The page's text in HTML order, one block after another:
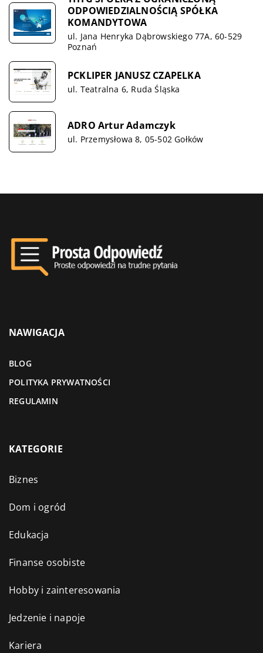
ODPOWIEDZIALNOŚCIĄ SPÓŁKA
KOMANDYTOWA
ul. Jana Henryka Dąbrowskiego 77A, 60-529
Poznań
PCKLIPER JANUSZ CZAPELKA
ul. Teatralna 6, Ruda Śląska
ADRO Artur Adamczyk
ul. Przemysłowa 8, 05-502 Gołków
NAWIGACJA
BLOG
POLITYKA PRYWATNOŚCI
REGULAMIN
KATEGORIE
Biznes
Dom i ogród
Edukacja
Finanse osobiste
Hobby i zainteresowania
Jedzenie i napoje
Kariera